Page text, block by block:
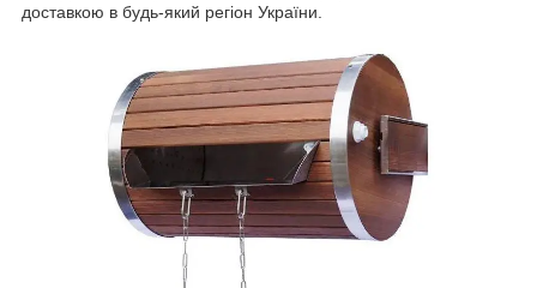
доставкою в будь-який регіон України.